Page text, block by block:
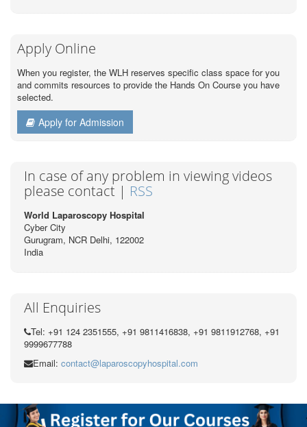
Apply Online
When you register, the WLH reserves specific class space for you
and commits resources to provide the Hands On Course you have
selected.
Apply for Admission
In case of any problem in viewing videos
please contact | RSS
World Laparoscopy Hospital
Cyber City
Gurugram, NCR Delhi, 122002
India
All Enquiries
Tel: +91 124 2351555, +91 9811416838, +91 9811912768, +91
9999677788
Email: contact@laparoscopyhospital.com